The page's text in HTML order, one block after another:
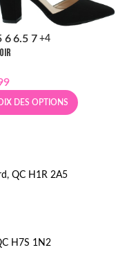
6 6.5 7 +4
DES OPTIONS
QC H1R 2A5
H7S 1N2